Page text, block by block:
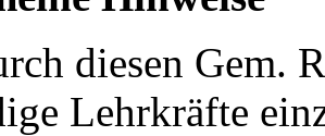
diesen Gem.
Lehrkräfte